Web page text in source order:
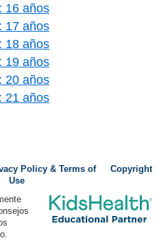
16 años
17 años
18 años
19 años
20 años
21 años
Policy & Terms of
Use
Copyright